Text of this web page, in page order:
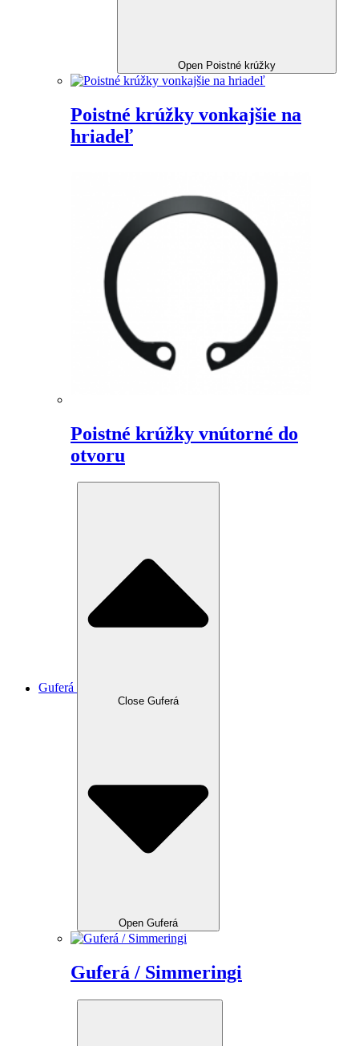
Open Poistné krúžky
Poistné krúžky vonkajšie na
hriadeľ
Poistné krúžky vnútorné do
otvoru
Guferá
Close Guferá
Open Guferá
Guferá / Simmeringi